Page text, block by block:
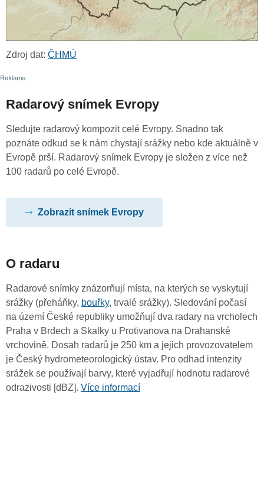
Zdroj dat: ČHMÚ
Radarový snímek Evropy
Sledujte radarový kompozit celé Evropy. Snadno tak
poznáte odkud se k nám chystají srážky nebo kde aktuálně v
Evropě prší. Radarový snímek Evropy je složen z více než
100 radarů po celé Evropě.
Zobrazit snímek Evropy
O radaru
Radarové snímky znázorňují místa, na kterých se vyskytují
srážky (přeháňky, bouřky, trvalé srážky). Sledování počasí
na území České republiky umožňují dva radary na vrcholech
Praha v Brdech a Skalky u Protivanova na Drahanské
vrchovině. Dosah radarů je 250 km a jejich provozovatelem
je Český hydrometeorologický ústav. Pro odhad intenzity
srážek se používají barvy, které vyjadřují hodnotu radarové
odrazivosti [dBZ]. Více informací